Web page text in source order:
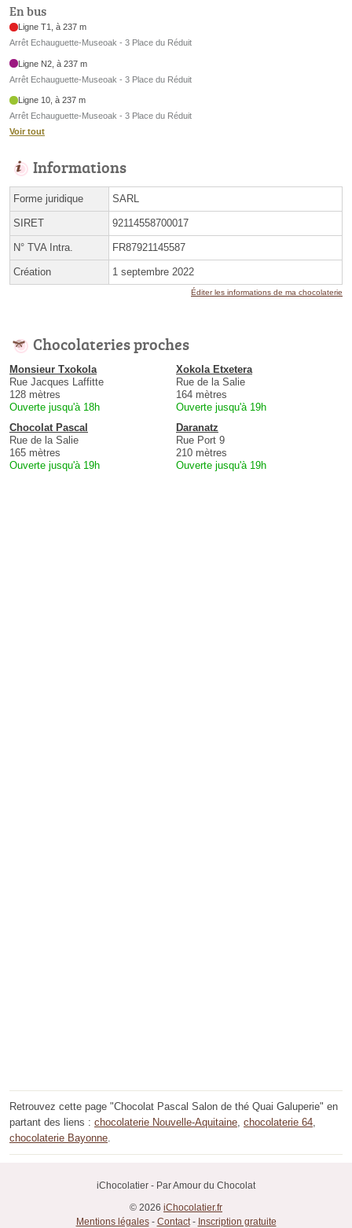
En bus
Ligne T1, à 237 m
Arrêt Echauguette-Museoak - 3 Place du Réduit
Ligne N2, à 237 m
Arrêt Echauguette-Museoak - 3 Place du Réduit
Ligne 10, à 237 m
Arrêt Echauguette-Museoak - 3 Place du Réduit
Voir tout
Informations
Forme juridique SARL
SIRET 92114558700017
N° TVA Intra. FR87921145587
Création 1 septembre 2022
Éditer les informations de ma chocolaterie
Chocolateries proches
Monsieur Txokola
Rue Jacques Laffitte
128 mètres
Ouverte jusqu'à 18h
Xokola Etxetera
Rue de la Salie
164 mètres
Ouverte jusqu'à 19h
Chocolat Pascal
Rue de la Salie
165 mètres
Ouverte jusqu'à 19h
Daranatz
Rue Port 9
210 mètres
Ouverte jusqu'à 19h
Retrouvez cette page "Chocolat Pascal Salon de thé Quai Galuperie" en
partant des liens : chocolaterie Nouvelle-Aquitaine, chocolaterie 64,
chocolaterie Bayonne.
iChocolatier - Par Amour du Chocolat
© 2026 iChocolatier.fr
Mentions légales- Contact- Inscription gratuite